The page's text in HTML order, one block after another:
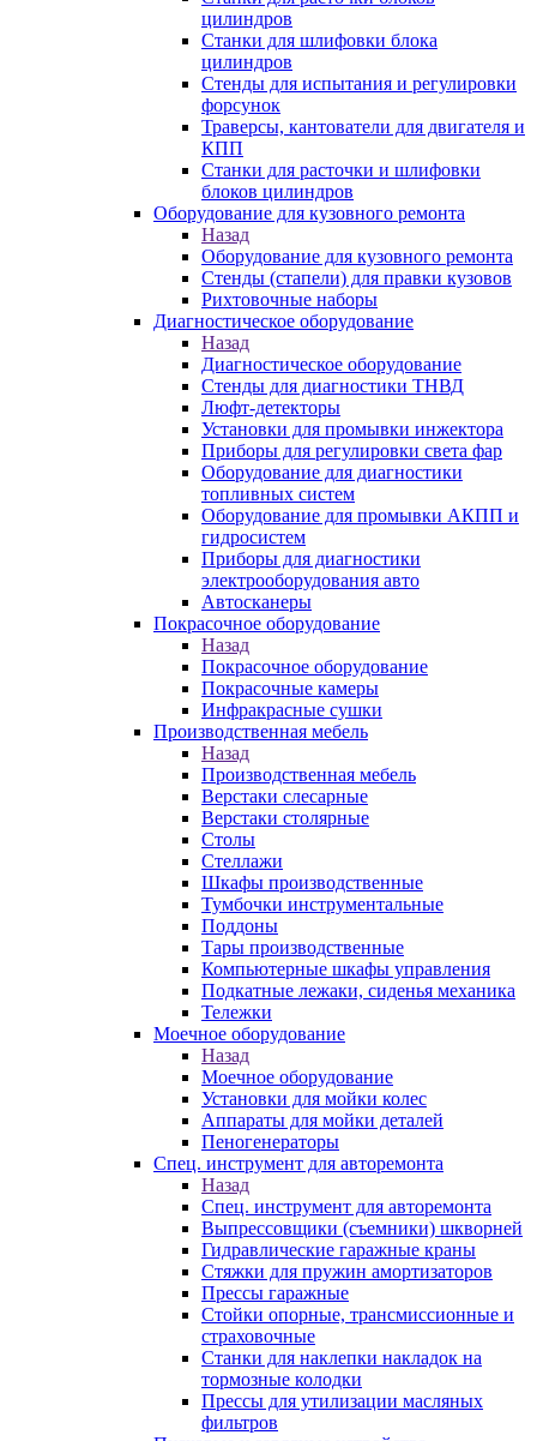
цилиндров
Станки для шлифовки блока
цилиндров
Стенды для испытания и регулировки
форсунок
Траверсы, кантователи для двигателя и
КПП
Станки для расточки и шлифовки
блоков цилиндров
Оборудование для кузовного ремонта
Назад
Оборудование для кузовного ремонта
Стенды (стапели) для правки кузовов
Рихтовочные наборы
Диагностическое оборудование
Назад
Диагностическое оборудование
Стенды для диагностики ТНВД
Люфт-детекторы
Установки для промывки инжектора
Приборы для регулировки света фар
Оборудование для диагностики
топливных систем
Оборудование для промывки АКПП и
гидросистем
Приборы для диагностики
электрооборудования авто
Автосканеры
Покрасочное оборудование
Назад
Покрасочное оборудование
Покрасочные камеры
Инфракрасные сушки
Производственная мебель
Назад
Производственная мебель
Верстаки слесарные
Верстаки столярные
Столы
Стеллажи
Шкафы производственные
Тумбочки инструментальные
Поддоны
Тары производственные
Компьютерные шкафы управления
Подкатные лежаки, сиденья механика
Тележки
Моечное оборудование
Назад
Моечное оборудование
Установки для мойки колес
Аппараты для мойки деталей
Пеногенераторы
Спец. инструмент для авторемонта
Назад
Спец. инструмент для авторемонта
Выпрессовщики (съемники) шкворней
Гидравлические гаражные краны
Стяжки для пружин амортизаторов
Прессы гаражные
Стойки опорные, трансмиссионные и
страховочные
Станки для наклепки накладок на
тормозные колодки
Прессы для утилизации масляных
фильтров